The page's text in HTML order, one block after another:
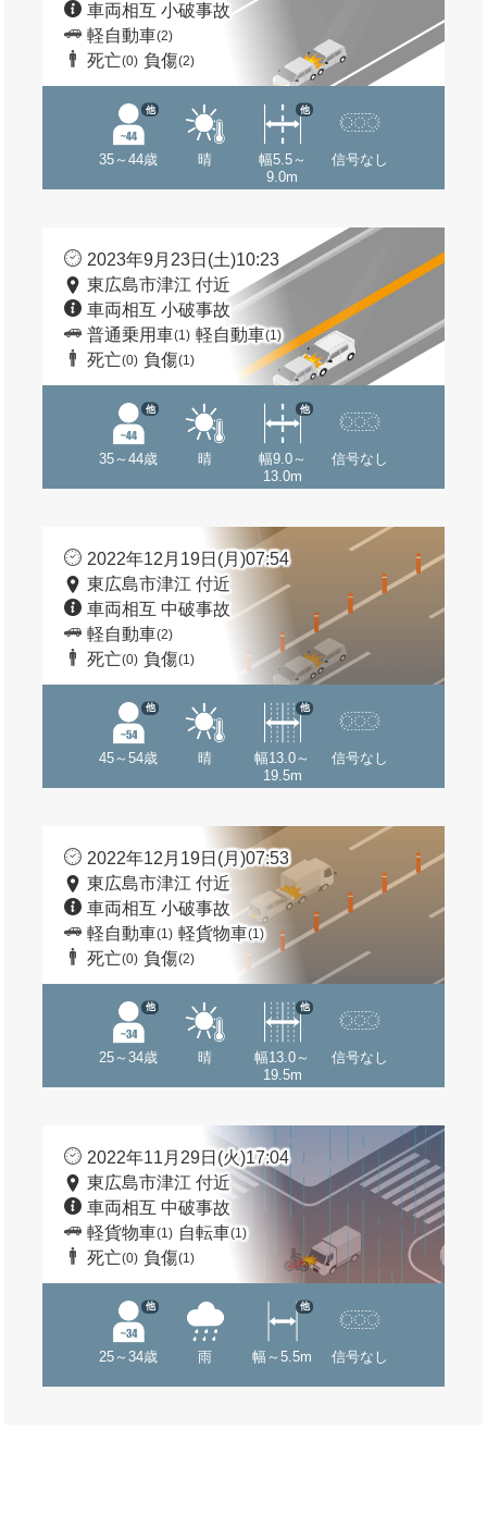
車両相互 小破事故
軽自動車(2)
死亡(0) 負傷(2)
35～44歳
他
晴
幅5.5～
9.0m
他
信号なし
2023年9月23日(土)10:23
東広島市津江 付近
車両相互 小破事故
普通乗用車(1) 軽自動車(1)
死亡(0) 負傷(1)
35～44歳
他
晴
幅9.0～
13.0m
他
信号なし
2022年12月19日(月)07:54
東広島市津江 付近
車両相互 中破事故
軽自動車(2)
死亡(0) 負傷(1)
45～54歳
他
晴
幅13.0～
19.5m
他
信号なし
2022年12月19日(月)07:53
東広島市津江 付近
車両相互 小破事故
軽自動車(1) 軽貨物車(1)
死亡(0) 負傷(2)
25～34歳
他
晴
幅13.0～
19.5m
他
信号なし
2022年11月29日(火)17:04
東広島市津江 付近
車両相互 中破事故
軽貨物車(1) 自転車(1)
死亡(0) 負傷(1)
25～34歳
他
雨 幅～5.5m
他
信号なし